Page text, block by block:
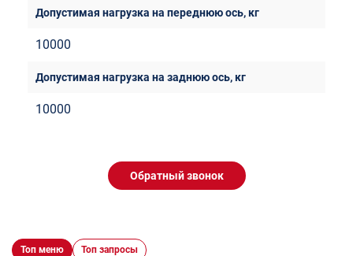
10000
10000
Обратный звонок
Топ меню Топ запросы